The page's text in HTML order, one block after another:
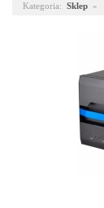
Kategoria: Sklep »